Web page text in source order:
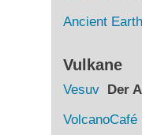
Ancient
Vulkane
VesuvDer
VolcanoCafé